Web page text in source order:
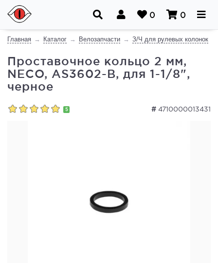
0 0
Главная Каталог Велозапчасти З/Ч для рулевых колонок
Проставочное кольцо 2 мм,
NECO, AS3602-B, для 1-1/8",
черное
# 4710000013431
5